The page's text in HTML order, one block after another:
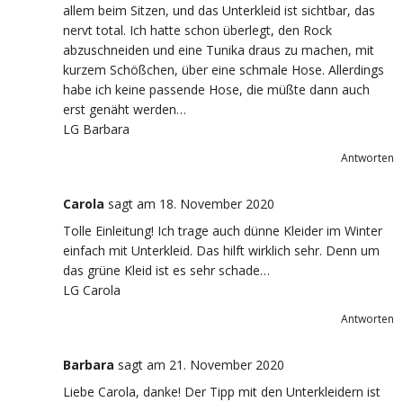
allem beim Sitzen, und das Unterkleid ist sichtbar, das
nervt total. Ich hatte schon überlegt, den Rock
abzuschneiden und eine Tunika draus zu machen, mit
kurzem Schößchen, über eine schmale Hose. Allerdings
habe ich keine passende Hose, die müßte dann auch
erst genäht werden…
LG Barbara
Antworten
Carola sagt am 18. November 2020
Tolle Einleitung! Ich trage auch dünne Kleider im Winter
einfach mit Unterkleid. Das hilft wirklich sehr. Denn um
das grüne Kleid ist es sehr schade…
LG Carola
Antworten
Barbara sagt am 21. November 2020
Liebe Carola, danke! Der Tipp mit den Unterkleidern ist